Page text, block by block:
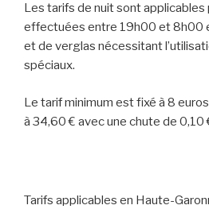
Les tarifs de nuit sont applicables
effectuées entre 19h00 et 8h00
et de verglas nécessitant
spéciaux.
Le tarif minimum est fixé à 8
à 34,60 € avec une chute de
Tarifs applicables en Haute-